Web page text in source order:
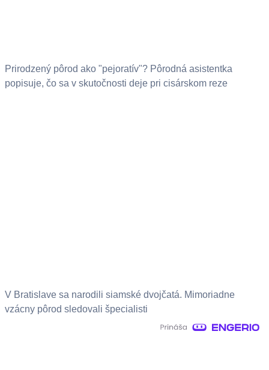
Prirodzený pôrod ako "pejoratív"? Pôrodná asistentka
popisuje, čo sa v skutočnosti deje pri cisárskom reze
V Bratislave sa narodili siamské dvojčatá. Mimoriadne
vzácny pôrod sledovali špecialisti